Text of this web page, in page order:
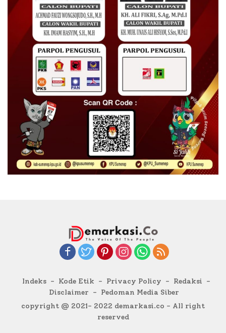
Indeks Kode Etik Privacy Policy
Redaksi
Disclaimer
Pedoman Media Siber
copyright @ 2021- 2022 demarkasi.co - All right
reserved